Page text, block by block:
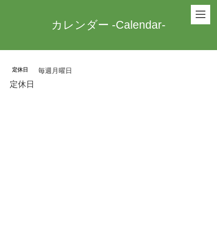
カレンダー -Calendar-
定休日 毎週月曜日
定休日